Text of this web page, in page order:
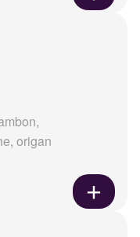
origan